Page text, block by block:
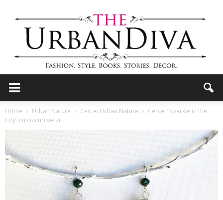
Urban
Home Urban Nature Cercei Urban Nature
Cercei “Sparkle in the
City” cu ciucuri verzi